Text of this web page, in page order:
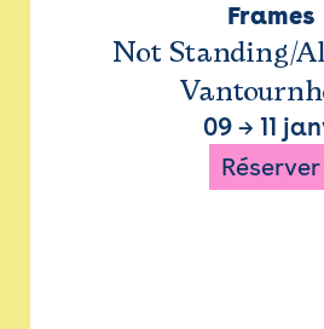
Frames
Not Standing/
09→ 11
Réserver